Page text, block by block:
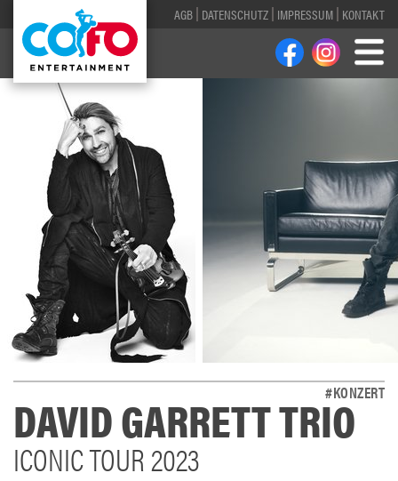
AGB DATENSCHUTZ IMPRESSUM KONTAKT
#KONZERT
DAVID GARRETT TRIO
ICONIC TOUR 2023